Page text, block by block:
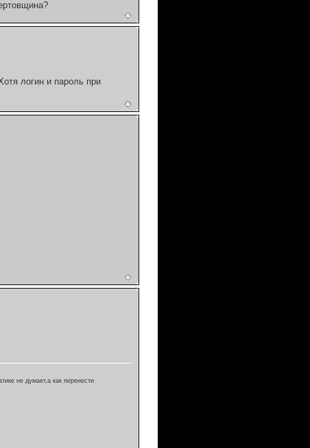
логин и пароль при
не думает,а как перенести